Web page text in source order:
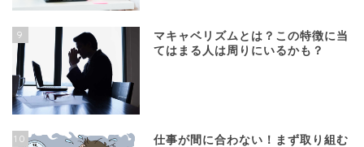
9
マキャベリズムとは？この特徴に当
てはまる人は周りにいるかも？
10
仕事が間に合わない！まず取り組む